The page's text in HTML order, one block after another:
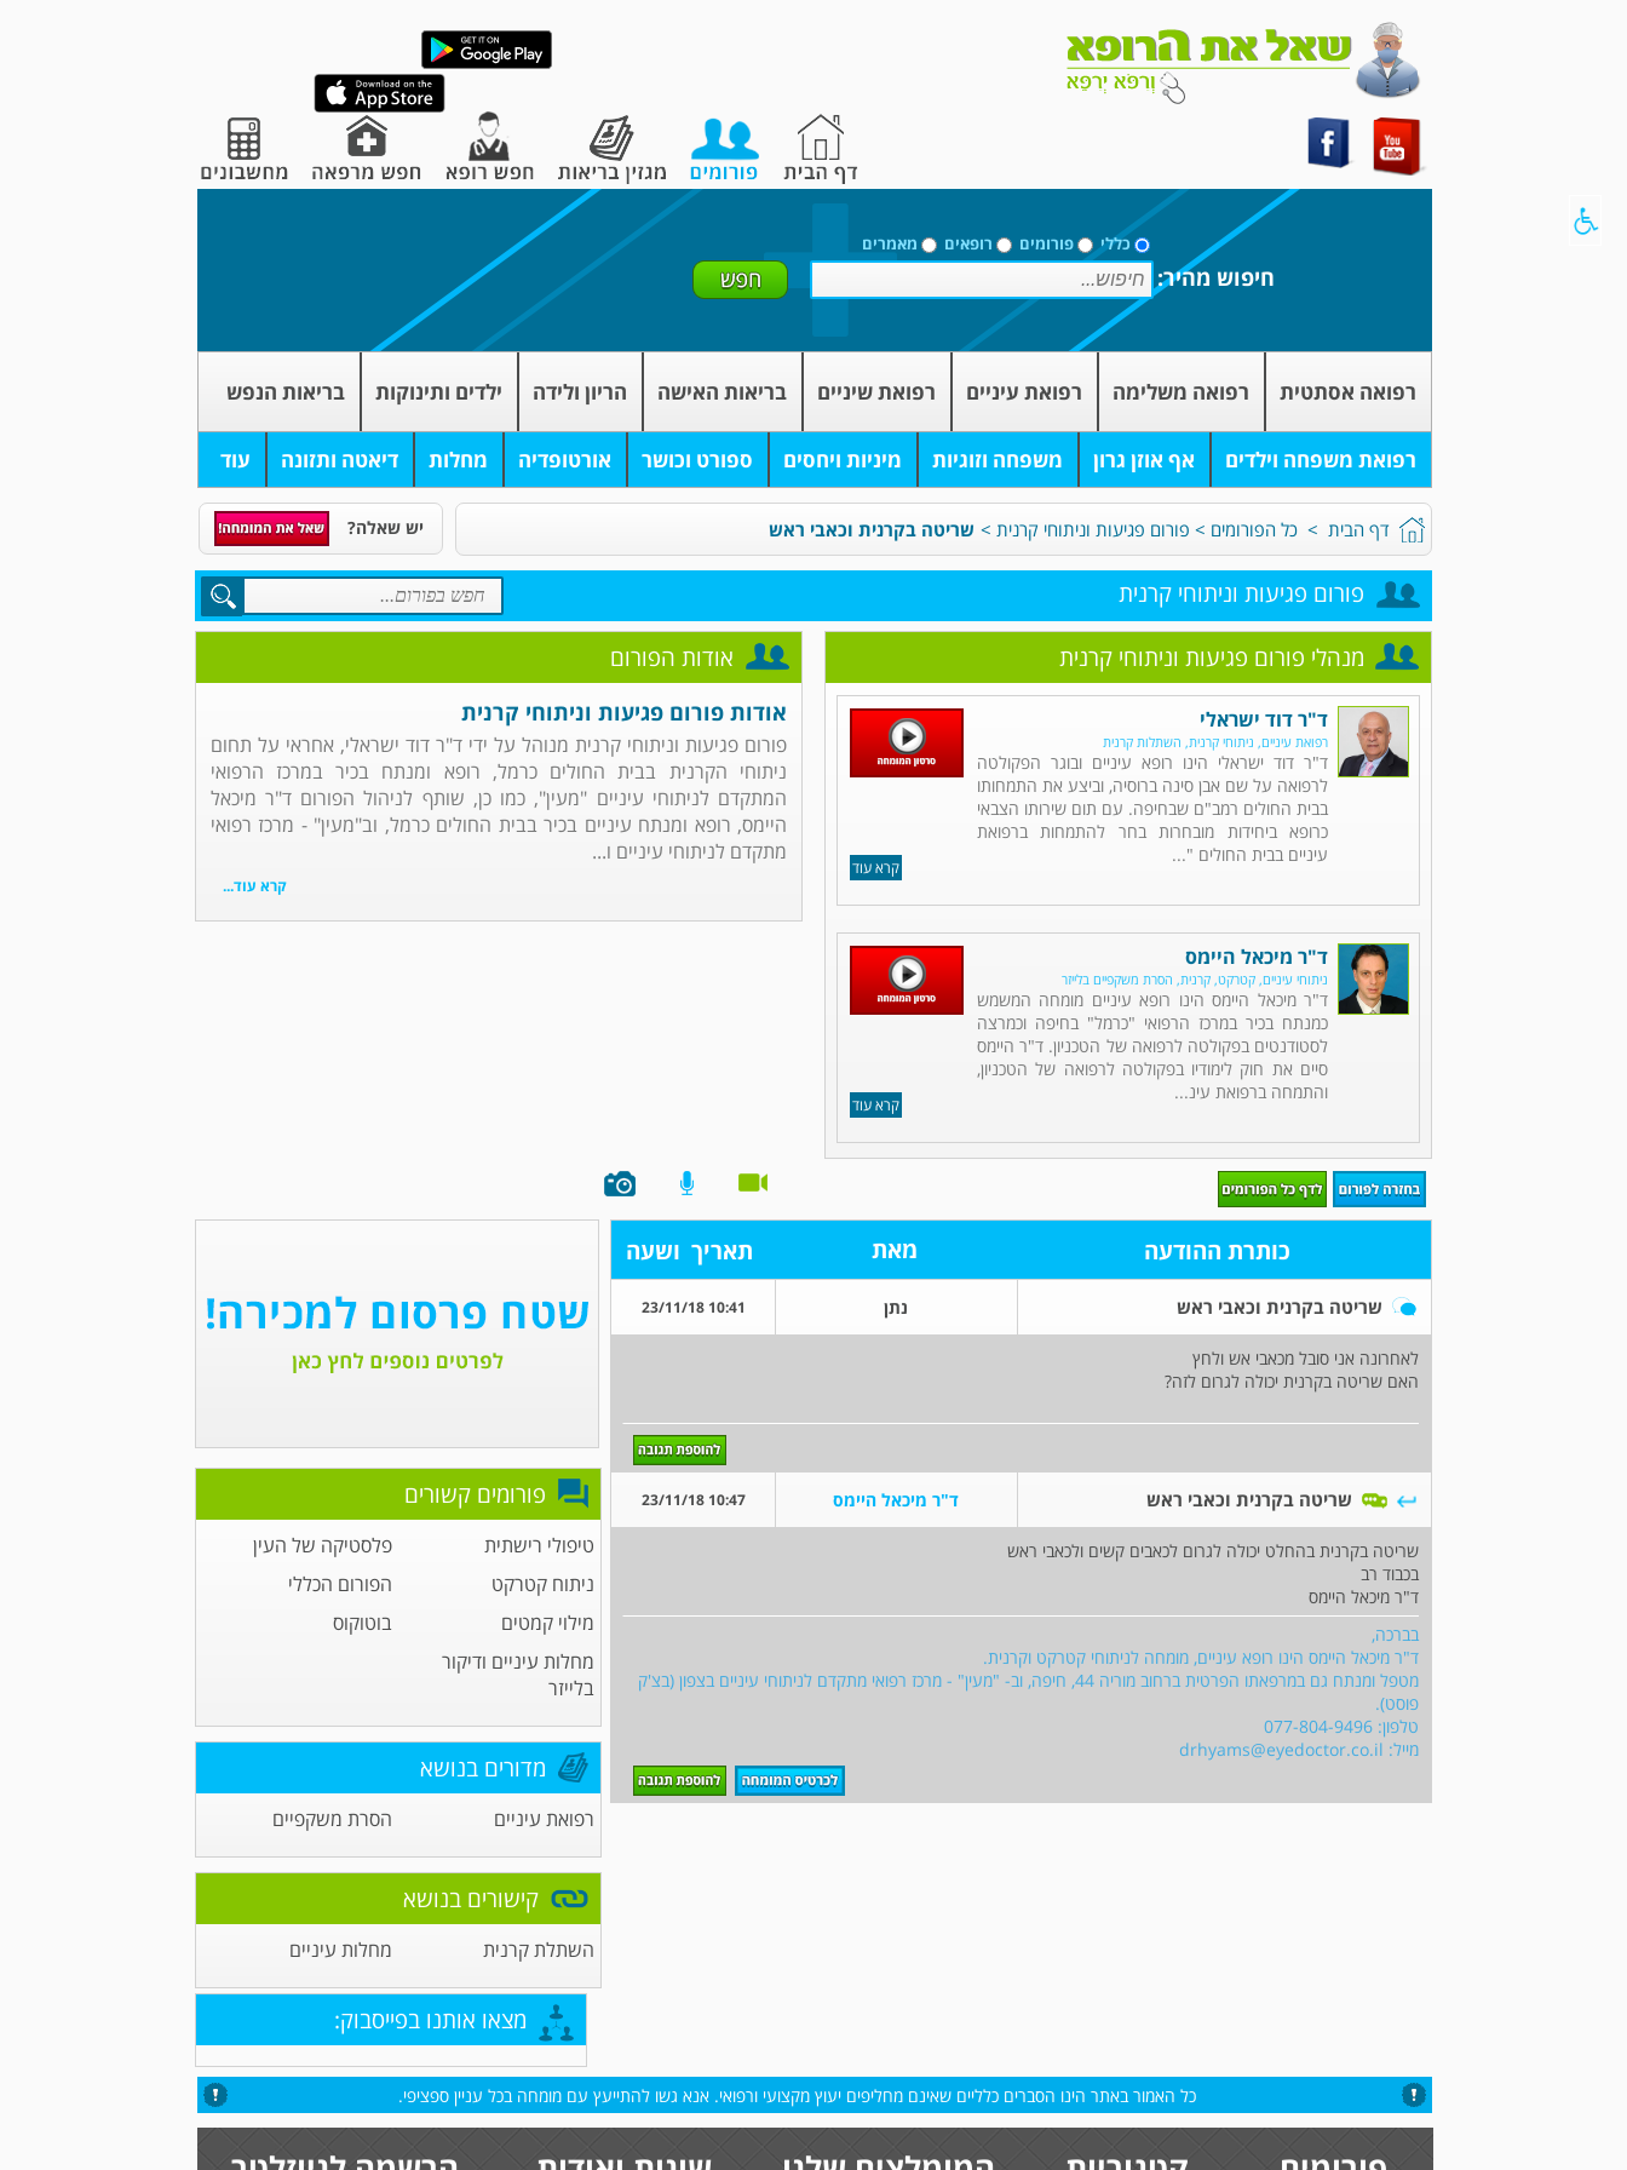
כללי פורומים רופאים מאמרים
חיפוש מהיר:
רפואה אסתטית רפואה משלימה רפואת עיניים רפואת שיניים בריאות האישה הריון ולידה ילדים ותינוקות בריאות הנפש
רפואת משפחה וילדים אף אוזן גרון משפחה וזוגיות מיניות ויחסים ספורט וכושר אורטופדיה מחלות דיאטה ותזונה עוד
דף הבית > כל הפורומים > פורום פגיעות וניתוחי קרנית > שריטה בקרנית וכאבי ראש יש שאלה?
פורום פגיעות וניתוחי קרנית
אודות הפורום
אודות פורום פגיעות וניתוחי קרנית
פורום פגיעות וניתוחי קרנית מנוהל על ידי ד"ר דוד ישראלי, אחראי על תחום
ניתוחי הקרנית בבית החולים כרמל, רופא ומנתח בכיר במרכז הרפואי
המתקדם לניתוחי עיניים "מעין", כמו כן, שותף לניהול הפורום ד"ר מיכאל
היימס, רופא ומנתח עיניים בכיר בבית החולים כרמל, וב"מעין" - מרכז רפואי
מתקדם לניתוחי עיניים ו...
קרא עוד...
מנהלי פורום פגיעות וניתוחי קרנית
קרא עוד
ד"ר דוד ישראלי
רפואת עיניים, ניתוחי קרנית, השתלות קרנית
ד"ר דוד ישראלי הינו רופא עיניים ובוגר הפקולטה
לרפואה על שם אבן סינה ברוסיה, וביצע את התמחותו
בבית החולים רמב"ם שבחיפה. עם תום שירותו הצבאי
כרופא ביחידות מובחרות בחר להתמחות ברפואת
עיניים בבית החולים "...
קרא עוד
ד"ר מיכאל היימס
ניתוחי עיניים, קטרקט, קרנית, הסרת משקפיים בלייזר
ד"ר מיכאל היימס הינו רופא עיניים מומחה המשמש
כמנתח בכיר במרכז הרפואי "כרמל" בחיפה וכמרצה
לסטודנטים בפקולטה לרפואה של הטכניון. ד"ר היימס
סיים את חוק לימודיו בפקולטה לרפואה של הטכניון,
והתמחה ברפואת עינ...
כותרת ההודעה מאת תאריך ושעה
שריטה בקרנית וכאבי ראש נתן 10:41 23/11/18
לאחרונה אני סובל מכאבי אש ולחץ
האם שריטה בקרנית יכולה לגרום לזה?
שריטה בקרנית וכאבי ראש ד"ר מיכאל היימס 10:47 23/11/18
שריטה בקרנית בהחלט יכולה לגרום לכאבים קשים ולכאבי ראש
בכבוד רב
ד"ר מיכאל היימס
בברכה,
ד"ר מיכאל היימס הינו רופא עיניים, מומחה לניתוחי קטרקט וקרנית.
מטפל ומנתח גם במרפאתו הפרטית ברחוב מוריה 44, חיפה, וב- "מעין" - מרכז רפואי מתקדם לניתוחי עיניים בצפון (בצ'ק
פוסט).
טלפון: 077-804-9496
מייל: drhyams@eyedoctor.co.il
פורומים קשורים
טיפולי רישתית
פלסטיקה של העין
ניתוח קטרקט
הפורום הכללי
מילוי קמטים
בוטוקוס
מחלות עיניים ודיקור
בלייזר
מדורים בנושא
רפואת עיניים הסרת משקפיים
קישורים בנושא
השתלת קרנית מחלות עיניים
מצאו אותנו בפייסבוק:
כל האמור באתר הינו הסברים כלליים שאינם מחליפים יעוץ מקצועי ורפואי. אנא גשו להתייעץ עם מומחה בכל עניין ספציפי.